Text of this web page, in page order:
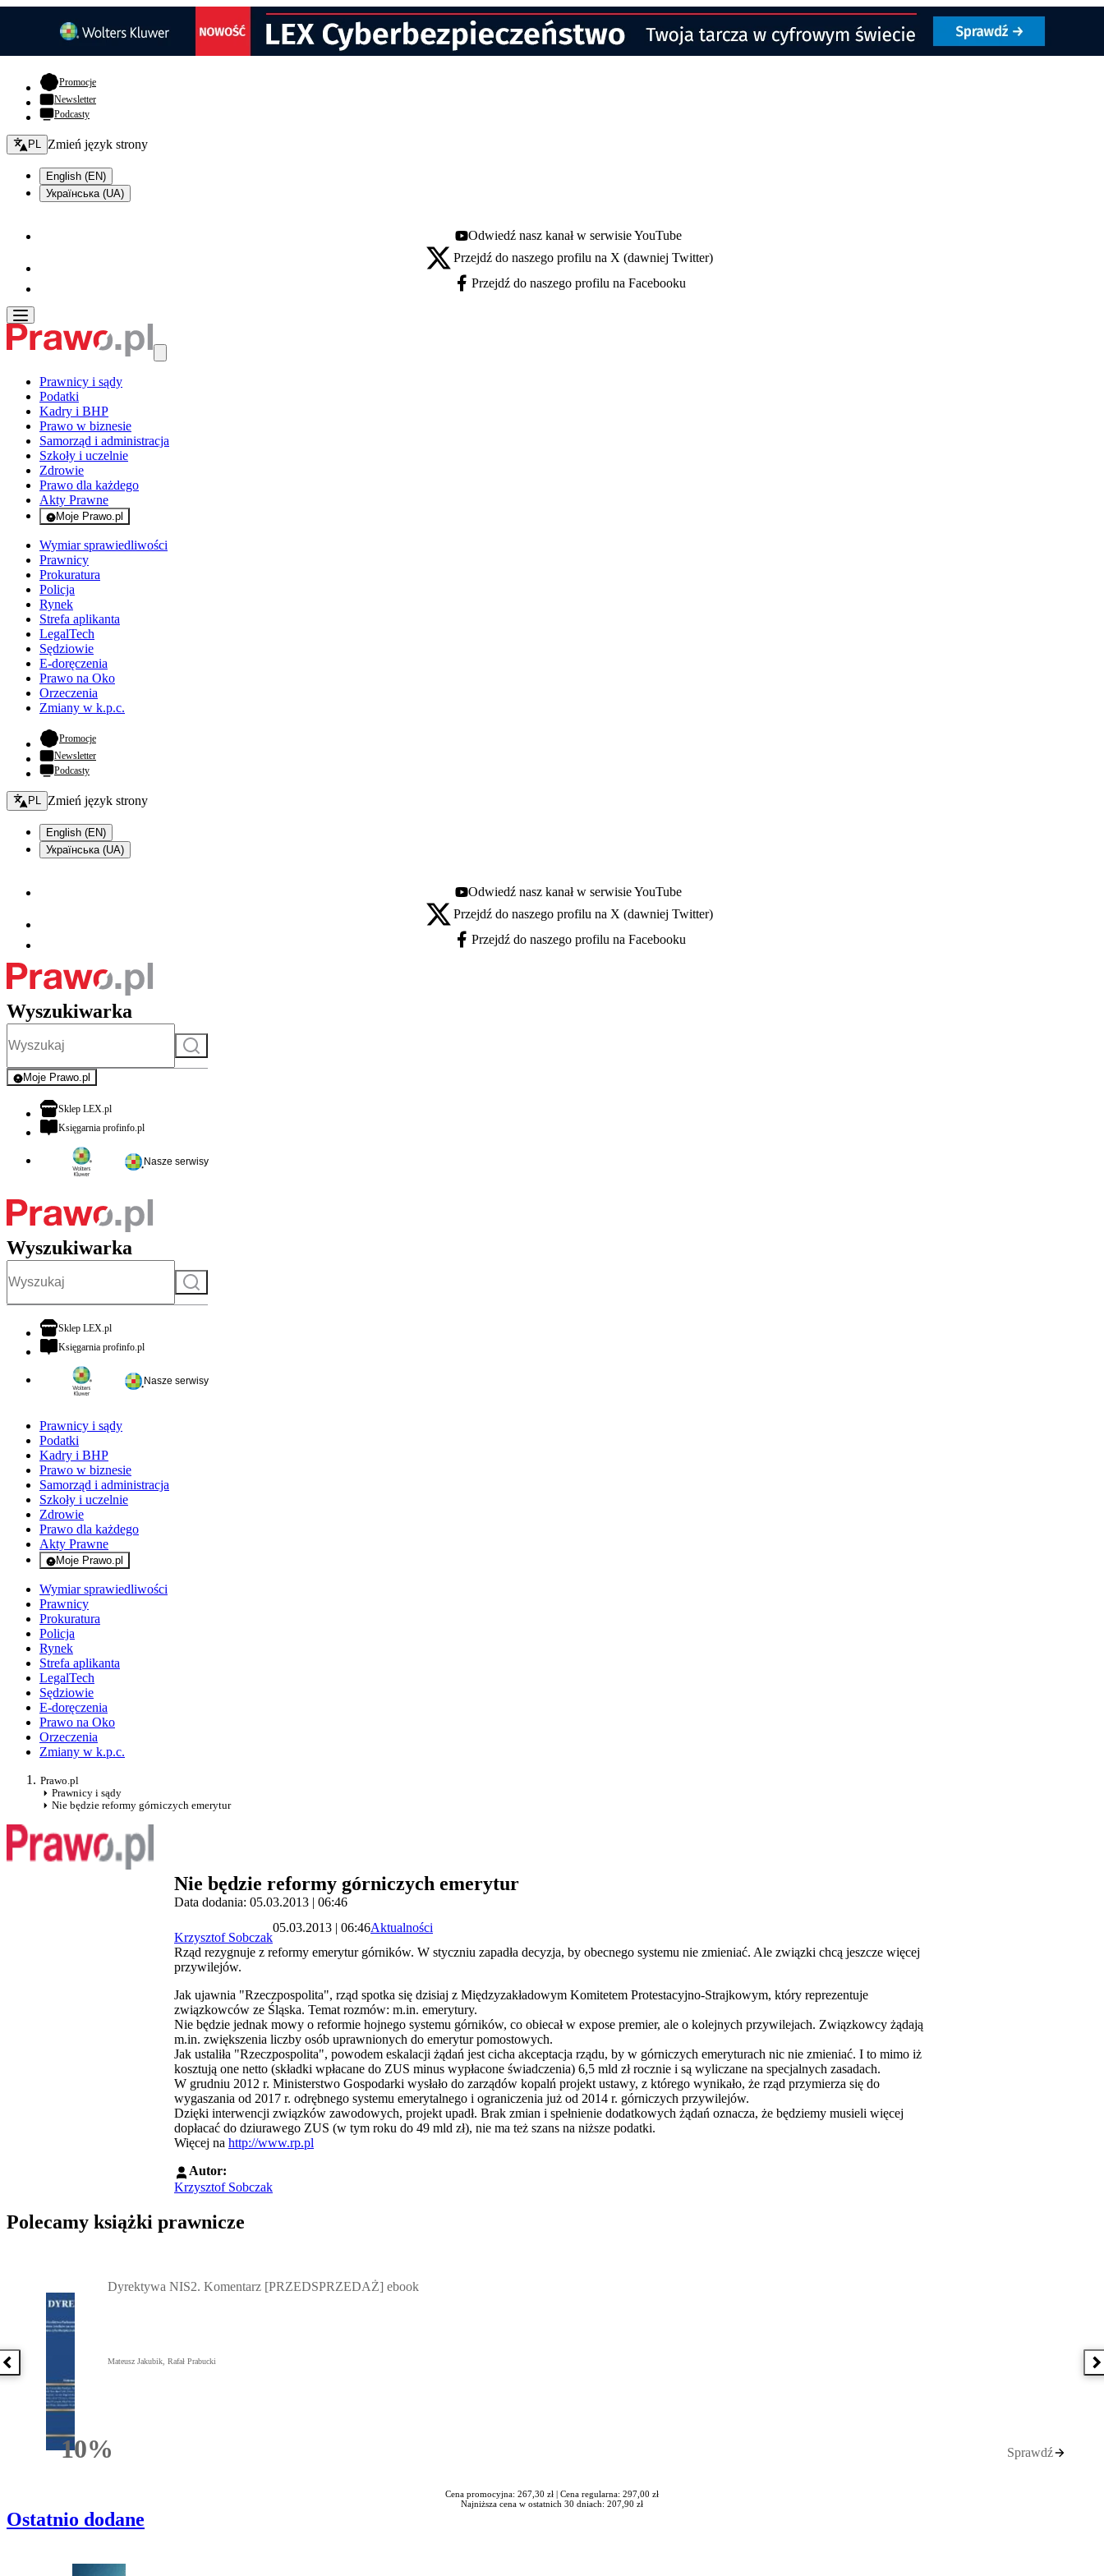
Promocje- otwiera się w nowej karcie
Newsletter
Podcasty
Zmień język - bieżący:
PL Zmień język strony
English (EN)
Українська (UA)
Youtube - otwiera się w nowej karcie
Odwiedź nasz kanał w serwisie YouTube
X - otwiera się w nowej karcie
Przejdź do naszego profilu na X (dawniej Twitter)
Facebook - otwiera się w nowej karcie
Przejdź do naszego profilu na Facebooku
Prawnicy i sądy
Podatki
Kadry i BHP
Prawo w biznesie
Samorząd i administracja
Szkoły i uczelnie
Zdrowie
Prawo dla każdego
Akty Prawne
Moje Prawo.pl
- rejestracja i logowanie do serwisu
Wymiar sprawiedliwości
Prawnicy
Prokuratura
Policja
Rynek
Strefa aplikanta
LegalTech
Sędziowie
E-doręczenia
Prawo na Oko
Orzeczenia
Zmiany w k.p.c.
Promocje- otwiera się w nowej karcie
Newsletter
Podcasty
Zmień język - bieżący:
PL Zmień język strony
English (EN)
Українська (UA)
Youtube - otwiera się w nowej karcie
Odwiedź nasz kanał w serwisie YouTube
X - otwiera się w nowej karcie
Przejdź do naszego profilu na X (dawniej Twitter)
Facebook - otwiera się w nowej karcie
Przejdź do naszego profilu na Facebooku
Wyszukiwarka
Szukaj
Moje Prawo.pl
- rejestracja i logowanie do serwisu
Sklep LEX.plotwiera się w nowej karcie
Księgarnia profinfo.plotwiera się w nowej karcie
Nasze serwisy
Wyszukiwarka
Szukaj
Sklep LEX.plotwiera się w nowej karcie
Księgarnia profinfo.plotwiera się w nowej karcie
Nasze serwisy
Prawnicy i sądy
Podatki
Kadry i BHP
Prawo w biznesie
Samorząd i administracja
Szkoły i uczelnie
Zdrowie
Prawo dla każdego
Akty Prawne
Moje Prawo.pl
- rejestracja i logowanie do serwisu
Wymiar sprawiedliwości
Prawnicy
Prokuratura
Policja
Rynek
Strefa aplikanta
LegalTech
Sędziowie
E-doręczenia
Prawo na Oko
Orzeczenia
Zmiany w k.p.c.
Prawo.pl
Prawnicy i sądy
Nie będzie reformy górniczych emerytur
Nie będzie reformy górniczych emerytur
Data dodania: 05.03.2013 | 06:46
Krzysztof Sobczak
05.03.2013 | 06:46Aktualności
Rząd rezygnuje z reformy emerytur górników. W styczniu zapadła decyzja, by obecnego systemu nie zmieniać. Ale związki chcą jeszcze więcej
przywilejów.
Jak ujawnia "Rzeczpospolita", rząd spotka się dzisiaj z Międzyzakładowym Komitetem Protestacyjno-Strajkowym, który reprezentuje
związkowców ze Śląska. Temat rozmów: m.in. emerytury.
Nie będzie jednak mowy o reformie hojnego systemu górników, co obiecał w expose premier, ale o kolejnych przywilejach. Związkowcy żądają
m.in. zwiększenia liczby osób uprawnionych do emerytur pomostowych.
Jak ustaliła "Rzeczpospolita", powodem eskalacji żądań jest cicha akceptacja rządu, by w górniczych emeryturach nic nie zmieniać. I to mimo iż
kosztują one netto (składki wpłacane do ZUS minus wypłacone świadczenia) 6,5 mld zł rocznie i są wyliczane na specjalnych zasadach.
W grudniu 2012 r. Ministerstwo Gospodarki wysłało do zarządów kopalń projekt ustawy, z którego wynikało, że rząd przymierza się do
wygaszania od 2017 r. odrębnego systemu emerytalnego i ograniczenia już od 2014 r. górniczych przywilejów.
Dzięki interwencji związków zawodowych, projekt upadł. Brak zmian i spełnienie dodatkowych żądań oznacza, że będziemy musieli więcej
dopłacać do dziurawego ZUS (w tym roku do 49 mld zł), nie ma też szans na niższe podatki.
Więcej na http://www.rp.pl
Autor:
Krzysztof Sobczak
Polecamy książki prawnicze
Poprzednia książka
10%Rabatu
Dyrektywa NIS2. Komentarz [PRZEDSPRZEDAŻ] ebook
Mateusz Jakubik, Rafał Prabucki
Sprawdź
Cena promocyjna: 267,30 zł | Cena regularna: 297,00 zł
Najniższa cena w ostatnich 30 dniach: 207,90 zł
Ostatnio dodane